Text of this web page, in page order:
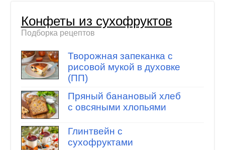
Конфеты из сухофруктов
Подборка рецептов
Творожная запеканка с
рисовой мукой в духовке
(ПП)
Пряный банановый хлеб
с овсяными хлопьями
Глинтвейн с
сухофруктами